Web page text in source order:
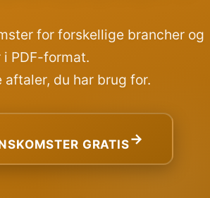
for forskellige brancher og
PDF-format.
du har brug for.
GRATIS→